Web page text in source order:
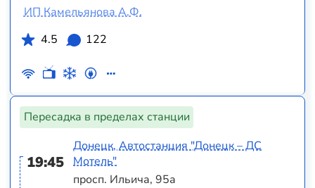
ИП Камельянова А.Ф.
4.5
122
Пересадка в пределах станции
19:45
Донецк, Автостанция "Донецк – ДС
Мотель"
просп. Ильича, 95а